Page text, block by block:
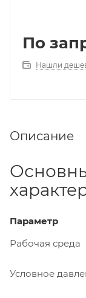
По
Нашли
Описание
Параметр
Рабочая среда
Условное